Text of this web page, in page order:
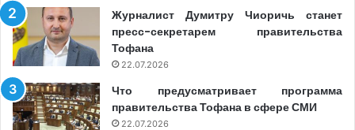
Журналист Думитру Чиоричь станет
пресс-секретарем правительства
Тофана
22.07.2026
Что предусматривает программа
правительства Тофана в сфере СМИ
22.07.2026